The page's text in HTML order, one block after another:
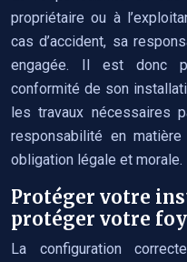
propriétaire ou à
cas d’accident, sa
engagée. Il est donc
conformité de son
les travaux nécessaires
responsabilité en
obligation légale et morale.
Protéger votre
protéger votre
La configuration